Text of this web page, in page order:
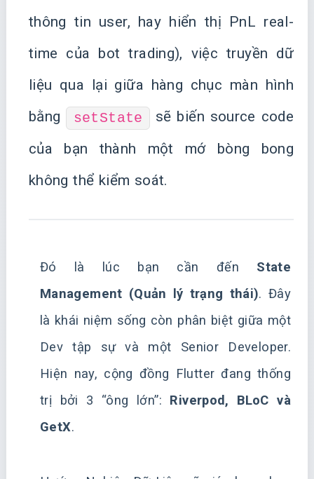
thông tin user, hay hiển thị PnL real-
time của bot trading), việc truyền dữ
liệu qua lại giữa hàng chục màn hình
bằng
setState
sẽ biến source code
của bạn thành một mớ bòng bong
không thể kiểm soát.
Đó là lúc bạn cần đến State
Management (Quản lý trạng thái). Đây
là khái niệm sống còn phân biệt giữa một
Dev tập sự và một Senior Developer.
Hiện nay, cộng đồng Flutter đang thống
trị bởi 3 “ông lớn”: Riverpod, BLoC và
GetX.